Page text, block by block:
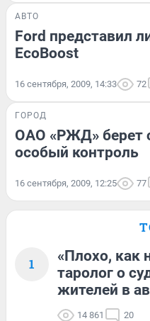
АВТО
Ford представил
EcoBoost
16 сентября, 2009, 14:33 72
ГОРОД
ОАО «РЖД» берет
особый контроль
16 сентября, 2009, 12:25 77
1
«Плохо, как
таролог о
жителей в
14 861 20